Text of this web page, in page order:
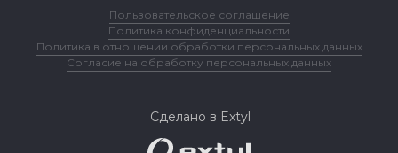
Пользовательское соглашение
Политика конфиденциальности
Политика в отношении обработки персональных данных
Согласие на обработку персональных данных
Сделано в Extyl